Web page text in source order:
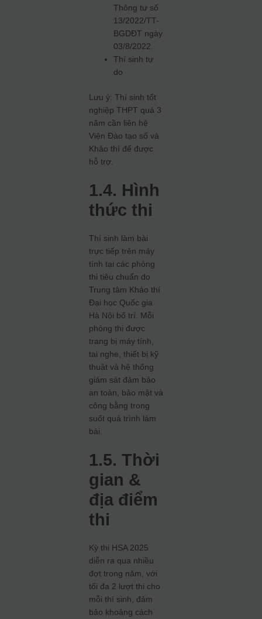
Thông tư số
13/2022/TT-
BGDĐT ngày
03/8/2022.
Thí sinh tự
do
Lưu ý: Thí sinh tốt
nghiệp THPT quá 3
năm cần liên hệ
Viện Đào tạo số và
Khảo thí để được
hỗ trợ.
1.4. Hình
thức thi
Thí sinh làm bài
trực tiếp trên máy
tính tại các phòng
thi tiêu chuẩn do
Trung tâm Khảo thí
Đại học Quốc gia
Hà Nội bố trí. Mỗi
phòng thi được
trang bị máy tính,
tai nghe, thiết bị kỹ
thuật và hệ thống
giám sát đảm bảo
an toàn, bảo mật và
công bằng trong
suốt quá trình làm
bài.
1.5. Thời
gian &
địa điểm
thi
Kỳ thi HSA 2025
diễn ra qua nhiều
đợt trong năm, với
tối đa 2 lượt thi cho
mỗi thí sinh, đảm
bảo khoảng cách